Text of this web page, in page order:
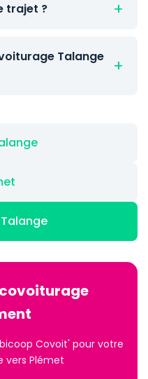
trajet ?
Talange
Covoit' pour votre
vers Plémet